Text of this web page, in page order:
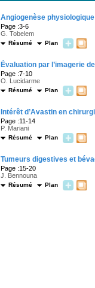
Angiogenèse
Page :3-6
G. Tobelem
Résumé Plan
Évaluation par l’imagerie
Page :7-10
O. Lucidarme
Résumé Plan
Intérêt d’Avastin en
Page :11-14
P. Mariani
Résumé Plan
Tumeurs digestives et
Page :15-20
J. Bennouna
Résumé Plan